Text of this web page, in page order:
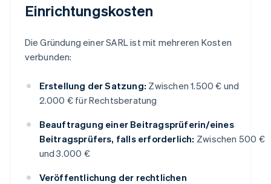
Einrichtungskosten
Die Gründung einer SARL ist mit mehreren Kosten
verbunden:
Erstellung der Satzung: Zwischen 1.500 € und
2.000 € für Rechtsberatung
Beauftragung einer Beitragsprüferin/eines
Beitragsprüfers, falls erforderlich: Zwischen 500 €
und 3.000 €
Veröffentlichung der rechtlichen